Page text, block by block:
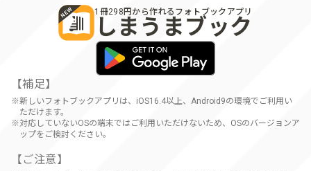
1冊298円から作れるフォトブックアプリ
しまうまブック
【補足】
新しいフォトブックアプリは、iOS16.4以上、Android9の環境でご利用い
ただけます。
対応していないOSの端末ではご利用いただけないため、OSのバージョンア
ップをご検討ください。
【ご注意】